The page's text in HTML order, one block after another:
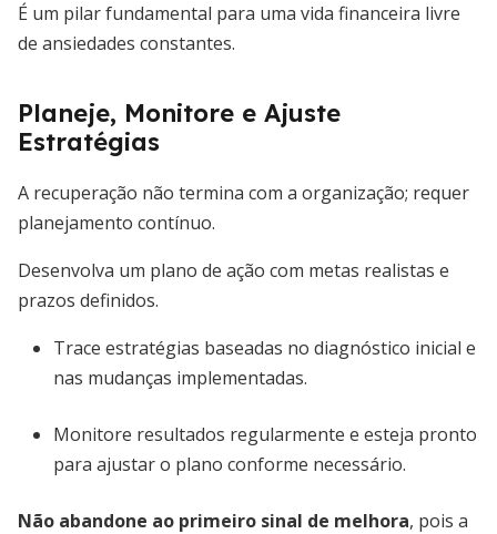
É um pilar fundamental para uma vida financeira livre
de ansiedades constantes.
Planeje, Monitore e Ajuste
Estratégias
A recuperação não termina com a organização; requer
planejamento contínuo.
Desenvolva um plano de ação com metas realistas e
prazos definidos.
Trace estratégias baseadas no diagnóstico inicial e
nas mudanças implementadas.
Monitore resultados regularmente e esteja pronto
para ajustar o plano conforme necessário.
Não abandone ao primeiro sinal de melhora, pois a